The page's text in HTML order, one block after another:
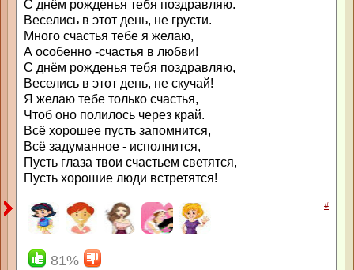
С днём рожденья тебя поздравляю.
Веселись в этот день, не грусти.
Много счастья тебе я желаю,
А особенно -счастья в любви!
С днём рожденья тебя поздравляю,
Веселись в этот день, не скучай!
Я желаю тебе только счастья,
Чтоб оно полилось через край.
Всё хорошее пусть запомнится,
Всё задуманное - исполнится,
Пусть глаза твои счастьем светятся,
Пусть хорошие люди встретятся!
#
81%